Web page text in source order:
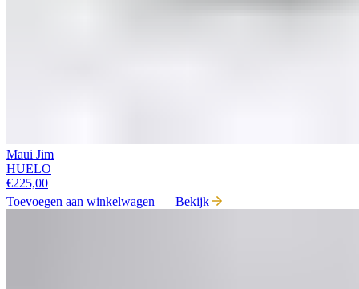
Maui Jim
HUELO
€225,00
Toevoegen aan winkelwagen
Bekijk